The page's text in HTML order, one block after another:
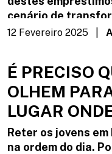
cenário de
mercado
12 Fevereiro 2025 |
É PRECISO
OLHEM
LUGAR
Reter os jovens
na ordem do dia.